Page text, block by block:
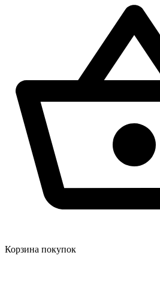
Корзина покупок